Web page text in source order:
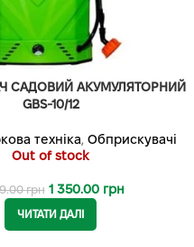
САДОВИЙ АКУМУЛЯТОРНИЙ
GBS-10/12
техніка, Обприскувачі
Out of stock
грн 1 350.00 грн
ЧИТАТИ ДАЛІ